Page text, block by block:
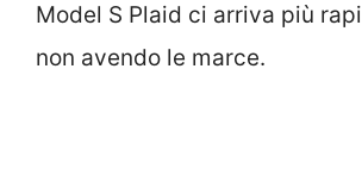
Model S Plaid ci arriva più
non avendo le marce.